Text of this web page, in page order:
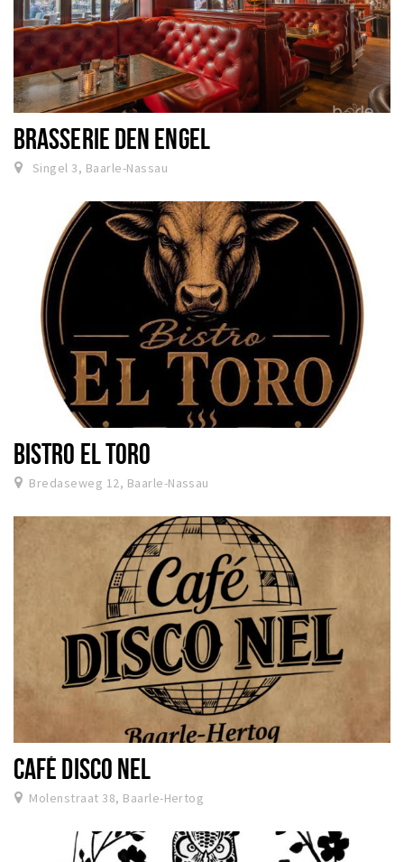
BRASSERIE DEN ENGEL
Singel 3, Baarle-Nassau
BISTRO EL TORO
Bredaseweg 12, Baarle-Nassau
CAFÉ DISCO NEL
Molenstraat 38, Baarle-Hertog